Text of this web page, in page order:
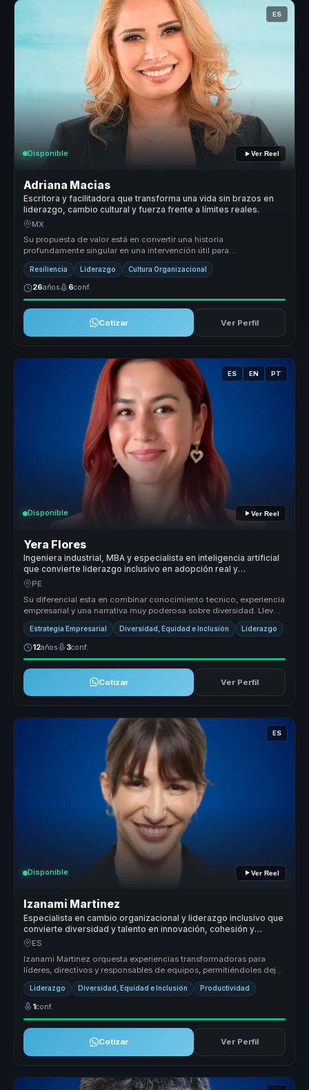
ES
Disponible Ver Reel
Adriana Macias
Escritora y facilitadora que transforma una vida sin brazos en
liderazgo, cambio cultural y fuerza frente a límites reales.
MX
Su propuesta de valor está en convertir una historia
profundamente singular en una intervención útil para
organizaciones. Adriana traduce...
Resiliencia Liderazgo Cultura Organizacional
26años 6conf.
Cotizar Ver Perfil
ES EN PT
Disponible Ver Reel
Yera Flores
Ingeniera industrial, MBA y especialista en inteligencia artificial
que convierte liderazgo inclusivo en adopción real y
empleabilidad para empresas.
PE
Su diferencial esta en combinar conocimiento tecnico, experiencia
empresarial y una narrativa muy poderosa sobre diversidad. Lleva
la IA ...
Estrategia Empresarial Diversidad, Equidad e Inclusión Liderazgo
12años 3conf.
Cotizar Ver Perfil
ES
Disponible Ver Reel
Izanami Martinez
Especialista en cambio organizacional y liderazgo inclusivo que
convierte diversidad y talento en innovación, cohesión y
mejores decisiones para organizaciones.
ES
Izanami Martinez orquesta experiencias transformadoras para
líderes, directivos y responsables de equipos, permitiéndoles dejar
atrás equ...
Liderazgo Diversidad, Equidad e Inclusión Productividad
1conf.
Cotizar Ver Perfil